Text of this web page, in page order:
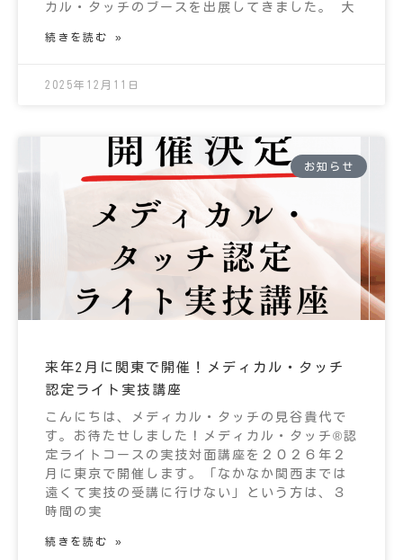
カル・タッチのブースを出展してきました。 大
続きを読む »
2025年12月11日
お知らせ
来年2月に関東で開催！メディカル・タッチ
認定ライト実技講座
こんにちは、メディカル・タッチの見谷貴代で
す。お待たせしました！メディカル・タッチ®認
定ライトコースの実技対面講座を２０２６年２
月に東京で開催します。「なかなか関西までは
遠くて実技の受講に行けない」という方は、３
時間の実
続きを読む »